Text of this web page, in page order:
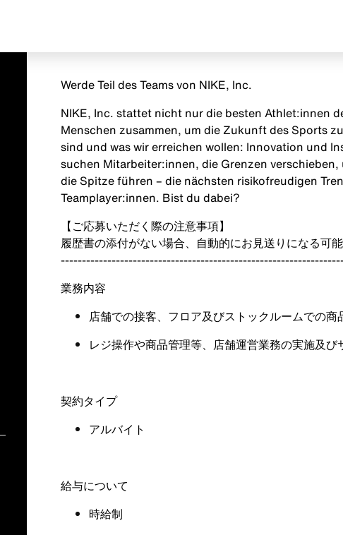
Werde Teil des Teams von NIKE, Inc.
NIKE, Inc. stattet nicht nur die besten Athlet:innen
Menschen zusammen, um die Zukunft des Sports
sind und was wir erreichen wollen: Innovation und
suchen Mitarbeiter:innen, die Grenzen
die Spitze führen – die nächsten risikofreudigen
Teamplayer:innen. Bist du dabei?
【ご応募いただく際の注意事項】
履歴書の添付がない場合、自動的にお見送りになる可
業務内容
店舗での接客、フロア及びストックルームでの商
レジ操作や商品管理等、店舗運営業務の実施及び
契約タイプ
アルバイト
給与について
時給制